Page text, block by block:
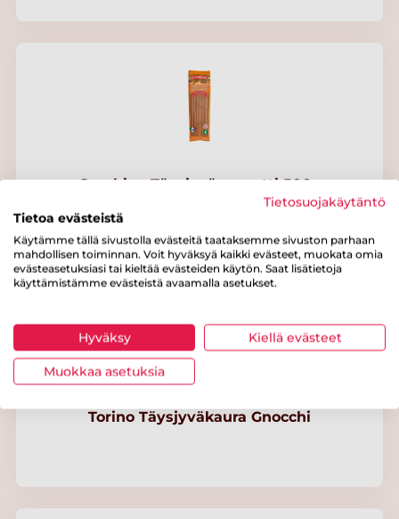
Combino Täysjyväspagetti 500g
Torino Täysjyväkaura Gnocchi
Tietosuojakäytäntö
Tietoa evästeistä
Käytämme tällä sivustolla evästeitä taataksemme sivuston parhaan
mahdollisen toiminnan. Voit hyväksyä kaikki evästeet, muokata omia
evästeasetuksiasi tai kieltää evästeiden käytön. Saat lisätietoja
käyttämistämme evästeistä avaamalla asetukset.
Hyväksy Kiellä evästeet
Muokkaa asetuksia